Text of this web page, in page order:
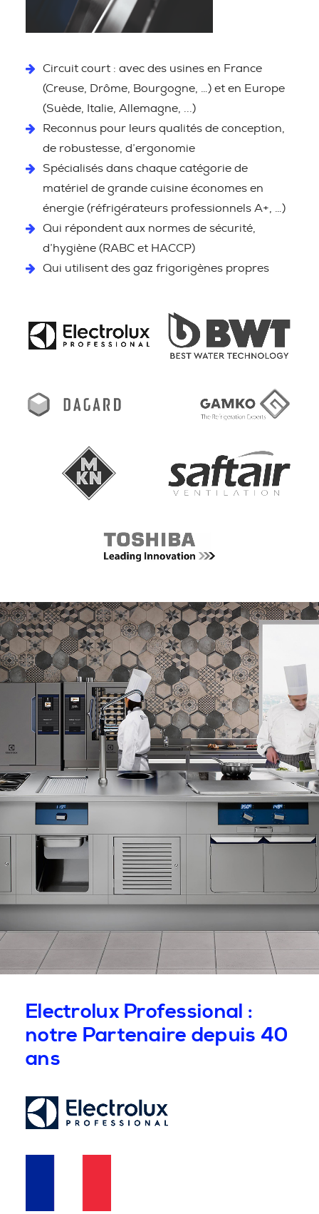
Circuit court : avec des usines en France
(Creuse, Drôme, Bourgogne, …) et en Europe
(Suède, Italie, Allemagne, ...)
Reconnus pour leurs qualités de conception,
de robustesse, d’ergonomie
Spécialisés dans chaque catégorie de
matériel de grande cuisine économes en
énergie (réfrigérateurs professionnels A+, …)
Qui répondent aux normes de sécurité,
d’hygiène (RABC et HACCP)
Qui utilisent des gaz frigorigènes propres
Electrolux Professional :
notre Partenaire depuis 40
ans